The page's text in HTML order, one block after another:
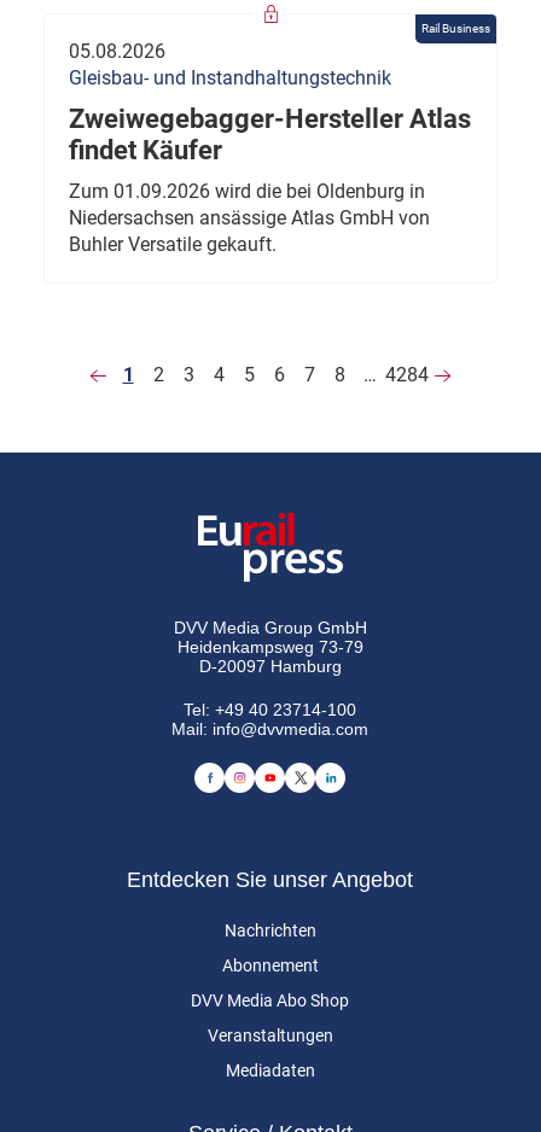
Rail Business
05.08.2026
Gleisbau- und Instandhaltungstechnik
Zweiwegebagger-Hersteller Atlas
findet Käufer
Zum 01.09.2026 wird die bei Oldenburg in
Niedersachsen ansässige Atlas GmbH von
Buhler Versatile gekauft.
1 2 3 4 5 6 7 8 … 4284
DVV Media Group GmbH
Heidenkampsweg 73-79
D-20097 Hamburg
Tel:+49 40 23714-100
Mail: info@dvvmedia.com
Entdecken Sie unser Angebot
Nachrichten
Abonnement
DVV Media Abo Shop
Veranstaltungen
Mediadaten